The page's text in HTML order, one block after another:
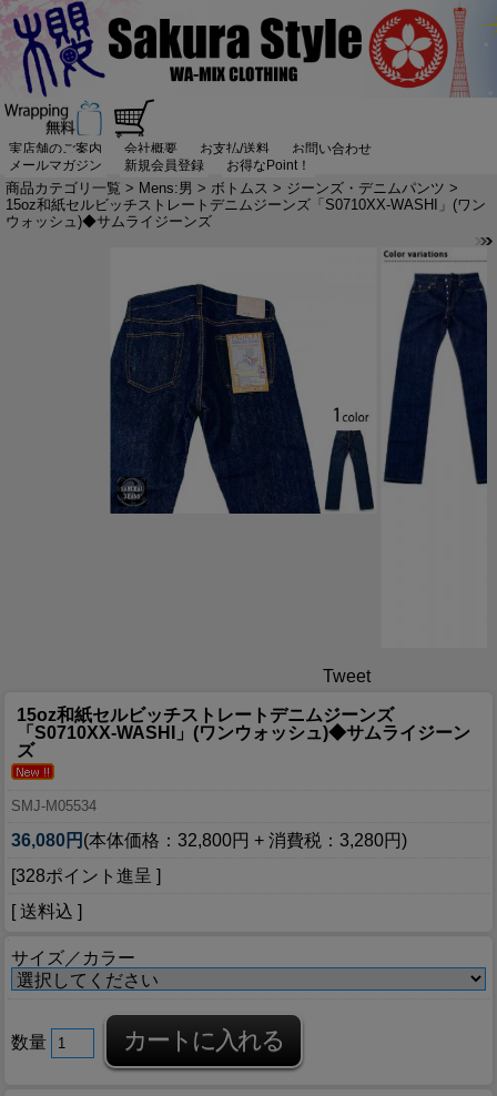
実店舗のご案内 会社概要 お支払/送料
お問い合わせ
メールマガジン
新規会員登録 お得なPoint！
商品カテゴリ一覧 > Mens:男 > ボトムス > ジーンズ・デニムパンツ >
15oz和紙セルビッチストレートデニムジーンズ「S0710XX-WASHI」(ワン
ウォッシュ)◆サムライジーンズ
Tweet
15oz和紙セルビッチストレートデニムジーンズ
「S0710XX-WASHI」(ワンウォッシュ)◆サムライジーン
ズ
SMJ-M05534
36,080円 (本体価格：32,800円 + 消費税：3,280円)
[328ポイント進呈 ]
[ 送料込 ]
サイズ／カラー
数量